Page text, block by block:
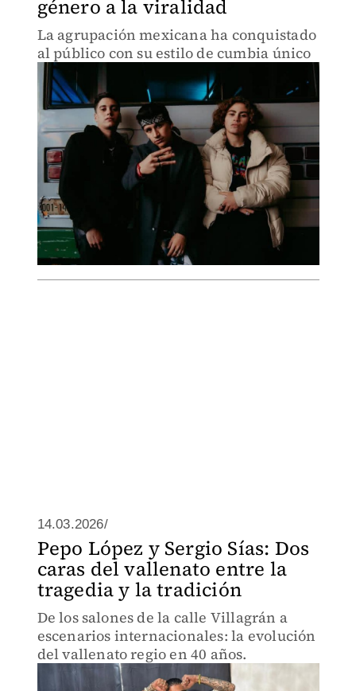
género a la viralidad
La agrupación mexicana ha conquistado
al público con su estilo de cumbia único
14.03.2026/
Pepo López y Sergio Sías: Dos
caras del vallenato entre la
tragedia y la tradición
De los salones de la calle Villagrán a
escenarios internacionales: la evolución
del vallenato regio en 40 años.